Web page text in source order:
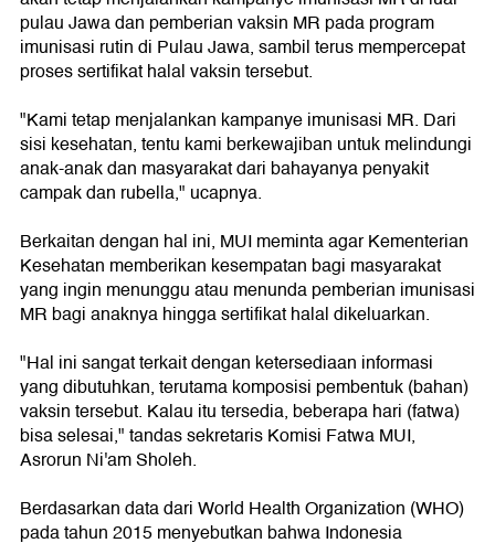
pulau Jawa dan pemberian vaksin MR pada program
imunisasi rutin di Pulau Jawa, sambil terus mempercepat
proses sertifikat halal vaksin tersebut.
"Kami tetap menjalankan kampanye imunisasi MR. Dari
sisi kesehatan, tentu kami berkewajiban untuk melindungi
anak-anak dan masyarakat dari bahayanya penyakit
campak dan rubella," ucapnya.
Berkaitan dengan hal ini, MUI meminta agar Kementerian
Kesehatan memberikan kesempatan bagi masyarakat
yang ingin menunggu atau menunda pemberian imunisasi
MR bagi anaknya hingga sertifikat halal dikeluarkan.
"Hal ini sangat terkait dengan ketersediaan informasi
yang dibutuhkan, terutama komposisi pembentuk (bahan)
vaksin tersebut. Kalau itu tersedia, beberapa hari (fatwa)
bisa selesai," tandas sekretaris Komisi Fatwa MUI,
Asrorun Ni'am Sholeh.
Berdasarkan data dari World Health Organization (WHO)
pada tahun 2015 menyebutkan bahwa Indonesia